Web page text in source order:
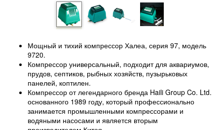
Мощный и тихий компрессор Халеа, серия 97, модель
9720.
Компрессор универсальный, подходит для аквариумов,
прудов, септиков, рыбных хозяйств, пузырьковых
панелей, коптилен.
Компрессор от легендарного бренда Haili Group Co. Ltd.
основанного 1989 году, который профессионально
занимается промышленными компрессорами и
водяными насосами и является вторым